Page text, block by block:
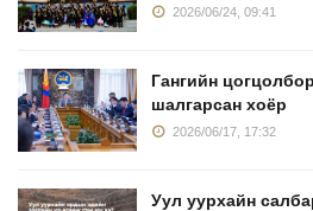
2026/06/24, 09:41
Гангийн
шалгарсан хоёр
2026/06/17, 17:32
Уул уурхайн